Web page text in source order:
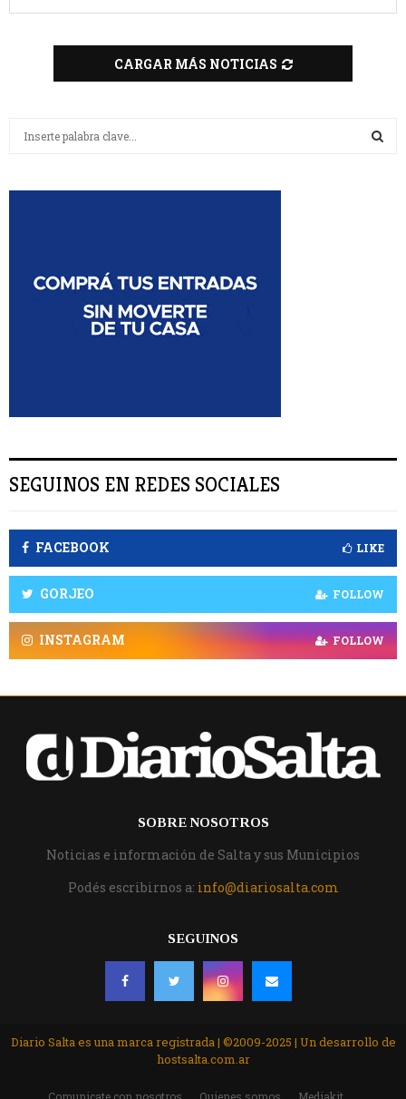
CARGAR MÁS NOTICIAS
SEGUINOS EN REDES SOCIALES
FACEBOOK LIKE
GORJEO FOLLOW
INSTAGRAM FOLLOW
SOBRE NOSOTROS
Noticias e información de Salta y sus Municipios
Podés escribirnos a: info@diariosalta.com
SEGUINOS
Diario Salta es una marca registrada | ©2009-2025 | Un desarrollo de
hostsalta.com.ar